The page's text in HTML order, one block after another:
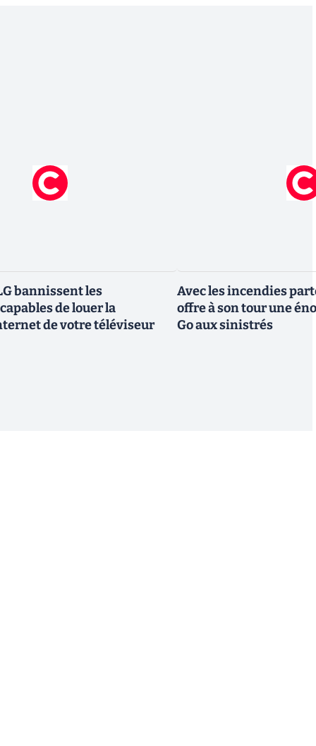
bannissent les
de louer la
de votre téléviseur
Avec les incendies
offre à son tour une
Go aux sinistrés